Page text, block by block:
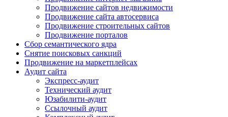
Продвижение сайтов недвижимости
Продвижение сайта автосервиса
Продвижение строительных сайтов
Продвижение порталов
Сбор семантического ядра
Снятие поисковых санкций
Продвижение на маркетплейсах
Аудит сайта
Экспресс-аудит
Технический аудит
Юзабилити-аудит
Ссылочный аудит